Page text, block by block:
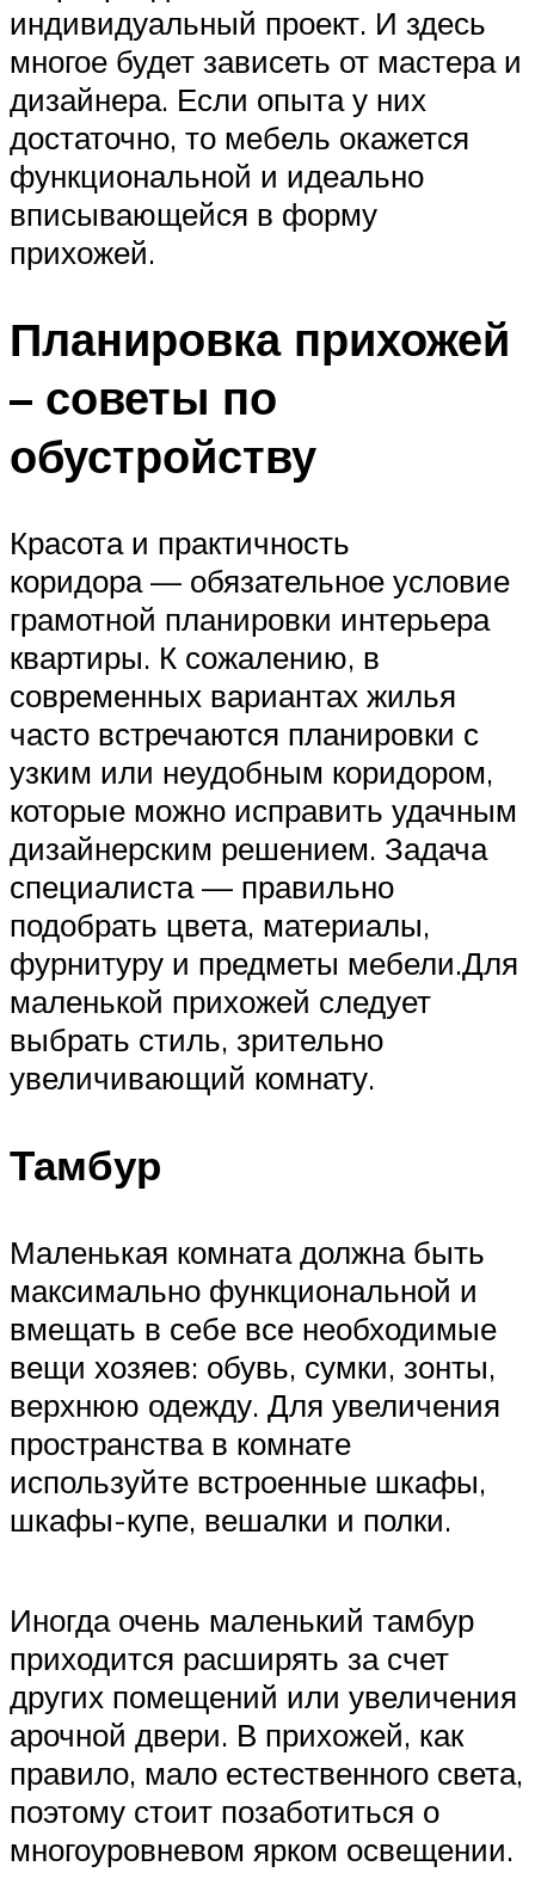
индивидуальный проект. И здесь
многое будет зависеть от мастера и
дизайнера. Если опыта у них
достаточно, то мебель окажется
функциональной и идеально
вписывающейся в форму
прихожей.
Планировка прихожей
– советы по
обустройству
Красота и практичность
коридора — обязательное условие
грамотной планировки интерьера
квартиры. К сожалению, в
современных вариантах жилья
часто встречаются планировки с
узким или неудобным коридором,
которые можно исправить удачным
дизайнерским решением. Задача
специалиста — правильно
подобрать цвета, материалы,
фурнитуру и предметы мебели.Для
маленькой прихожей следует
выбрать стиль, зрительно
увеличивающий комнату.
Тамбур
Маленькая комната должна быть
максимально функциональной и
вмещать в себе все необходимые
вещи хозяев: обувь, сумки, зонты,
верхнюю одежду. Для увеличения
пространства в комнате
используйте встроенные шкафы,
шкафы-купе, вешалки и полки.
Иногда очень маленький тамбур
приходится расширять за счет
других помещений или увеличения
арочной двери. В прихожей, как
правило, мало естественного света,
поэтому стоит позаботиться о
многоуровневом ярком освещении.